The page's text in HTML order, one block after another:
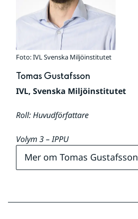
Foto: IVL Svenska Miljöinstitutet
Tomas Gustafsson
IVL, Svenska Miljöinstitutet
Roll: Huvudförfattare
Volym 3 – IPPU
Mer om Tomas Gustafsson